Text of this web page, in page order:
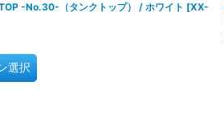
-No.30-（タンクトップ） / ホワイト [XX-
選択